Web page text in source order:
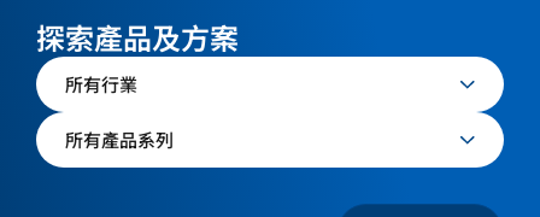
探索產品及方案
所有行業
所有產品系列